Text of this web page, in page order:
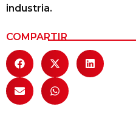
Revistas Digital
Siguenos
industria.
COMPARTIR